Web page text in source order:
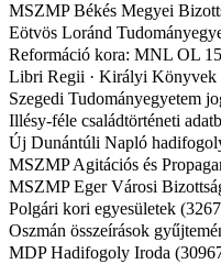
MSZMP Békés Megyei
Eötvös Loránd
Reformáció kora: MNL OL
Libri Regii · Királyi
Szegedi Tudományegyetem
Illésy-féle családtörténeti
Új Dunántúli Napló
MSZMP Agitációs és
MSZMP Eger Városi
Polgári kori egyesületek
Oszmán összeírások
MDP Hadifogoly Iroda